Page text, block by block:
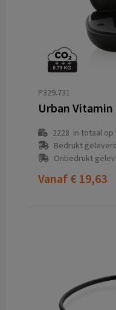
P329.731
Urban
2228 in totaal
Bedrukt
Onbedrukt
Vanaf € 19,63